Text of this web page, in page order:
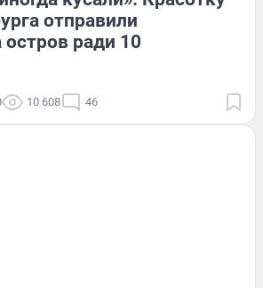
отправили
ради 10
10 608 46